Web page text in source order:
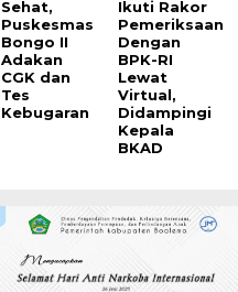
Sehat,
Puskesmas
Bongo II
Adakan
CGK dan
Tes
Kebugaran
Ikuti Rakor
Pemeriksaan
Dengan
BPK-RI
Lewat
Virtual,
Didampingi
Kepala
BKAD